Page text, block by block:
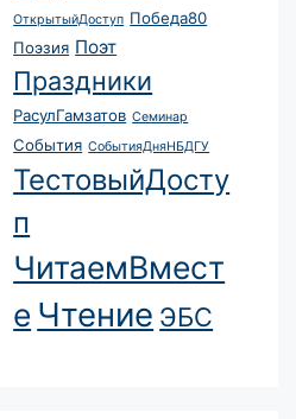
ОткрытыйДоступ Победа80
Поэзия Поэт
Праздники
РасулГамзатов Семинар
События СобытияДняНБДГУ
ТестовыйДосту
п
ЧитаемВмест
е Чтение ЭБС